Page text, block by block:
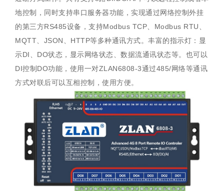
地控制，同时支持串口服务器功能，实现通过网络控制外挂
的第三方RS485设备，支持Modbus TCP、Modbus RTU、
MQTT、JSON、HTTP等多种通讯方式。丰富的指示灯：显
示DI、DO状态，显示网络状态、数据流通讯状态等。也可以
DI控制DO功能，使用一对ZLAN6808-3通过485/网络等通讯
方式对联后可以互相控制，使用方便。